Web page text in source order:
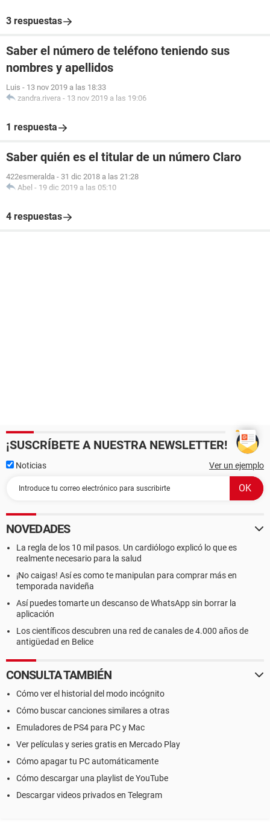
3 respuestas
Saber el número de teléfono teniendo sus
nombres y apellidos
Luis - 13 nov 2019 a las 18:33
zandra.rivera - 13 nov 2019 a las 19:06
1 respuesta
Saber quién es el titular de un número Claro
422esmeralda - 31 dic 2018 a las 21:28
Abel - 19 dic 2019 a las 05:10
4 respuestas
¡SUSCRÍBETE A NUESTRA NEWSLETTER!
Noticias Ver un ejemplo
NOVEDADES
La regla de los 10 mil pasos. Un cardiólogo explicó lo que es
realmente necesario para la salud
¡No caigas! Así es como te manipulan para comprar más en
temporada navideña
Así puedes tomarte un descanso de WhatsApp sin borrar la
aplicación
Los científicos descubren una red de canales de 4.000 años de
antigüedad en Belice
CONSULTA TAMBIÉN
Cómo ver el historial del modo incógnito
Cómo buscar canciones similares a otras
Emuladores de PS4 para PC y Mac
Ver películas y series gratis en Mercado Play
Cómo apagar tu PC automáticamente
Cómo descargar una playlist de YouTube
Descargar videos privados en Telegram